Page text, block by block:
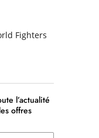
Fighters
l’actualité
offres